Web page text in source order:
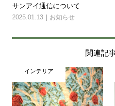
サンアイ通信について
2025.01.13 お知らせ
関連記
インテリア